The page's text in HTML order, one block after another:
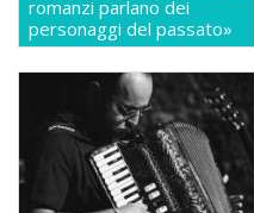
romanzi parlano dei
personaggi del passato»